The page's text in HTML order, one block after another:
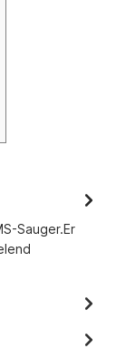
Sauger.Er